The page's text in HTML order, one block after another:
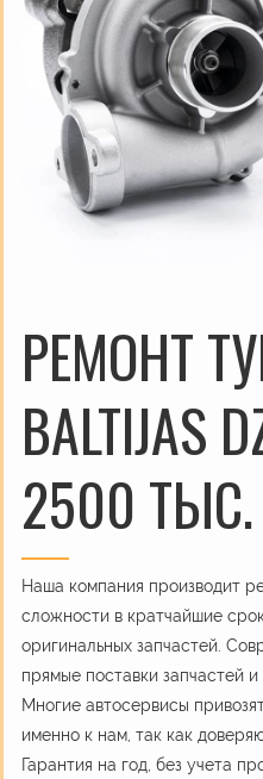
РЕМОНТ
BALTIJAS
2500
Наша компания производит
сложности в кратчайшие
оригинальных запчастей.
прямые поставки запчастей
Многие автосервисы
именно к нам, так как
Гарантия на год, без учета